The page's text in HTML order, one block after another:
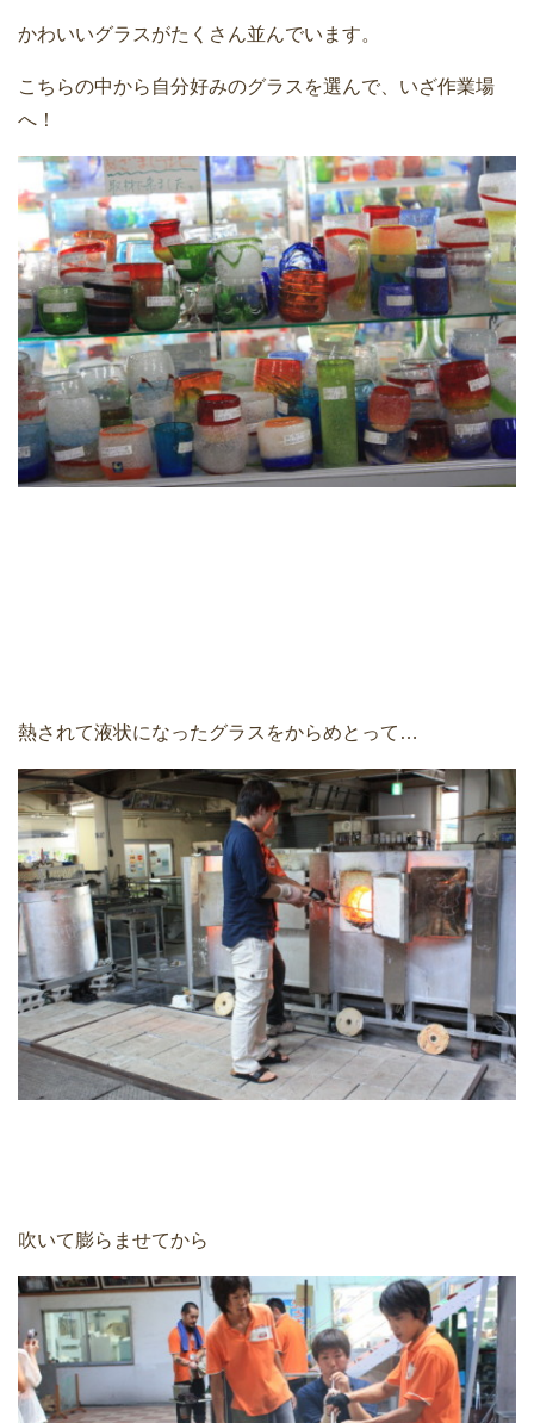
かわいいグラスがたくさん並んでいます。
こちらの中から自分好みのグラスを選んで、いざ作業場
へ！
熱されて液状になったグラスをからめとって…
吹いて膨らませてから